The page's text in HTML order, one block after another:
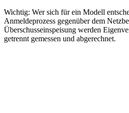
Wichtig: Wer sich für ein Modell
Anmeldeprozess gegenüber dem
Überschusseinspeisung werden
getrennt gemessen und abgerechnet.